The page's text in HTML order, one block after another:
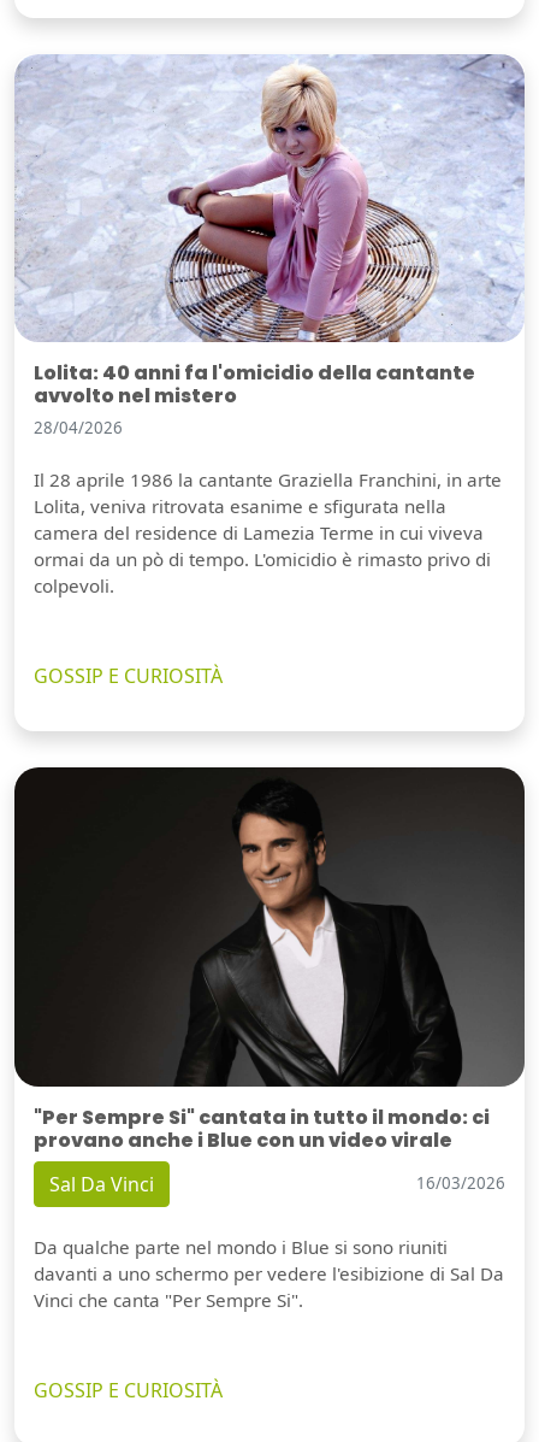
Lolita: 40 anni fa l'omicidio della cantante
avvolto nel mistero
28/04/2026
Il 28 aprile 1986 la cantante Graziella Franchini, in arte
Lolita, veniva ritrovata esanime e sfigurata nella
camera del residence di Lamezia Terme in cui viveva
ormai da un pò di tempo. L'omicidio è rimasto privo di
colpevoli.
GOSSIP E CURIOSITÀ
"Per Sempre Si" cantata in tutto il mondo: ci
provano anche i Blue con un video virale
Sal Da Vinci 16/03/2026
Da qualche parte nel mondo i Blue si sono riuniti
davanti a uno schermo per vedere l'esibizione di Sal Da
Vinci che canta "Per Sempre Si".
GOSSIP E CURIOSITÀ